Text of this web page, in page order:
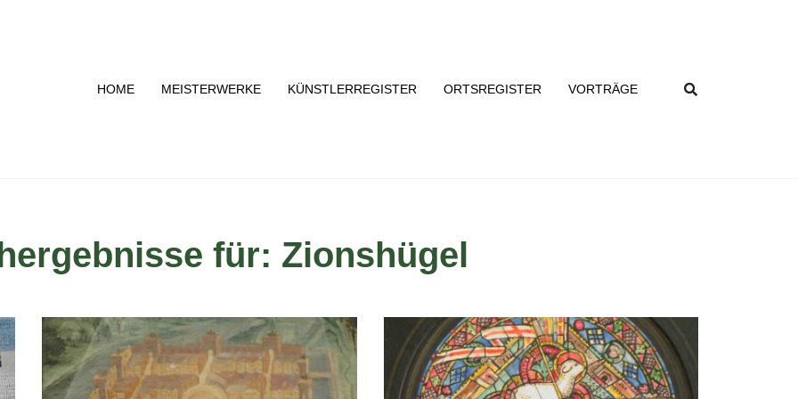
HOME MEISTERWERKE KÜNSTLERREGISTER ORTSREGISTER VORTRÄGE
für: Zionshügel